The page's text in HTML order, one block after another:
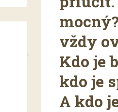
vždy
Kdo je
kdo je
A kdo